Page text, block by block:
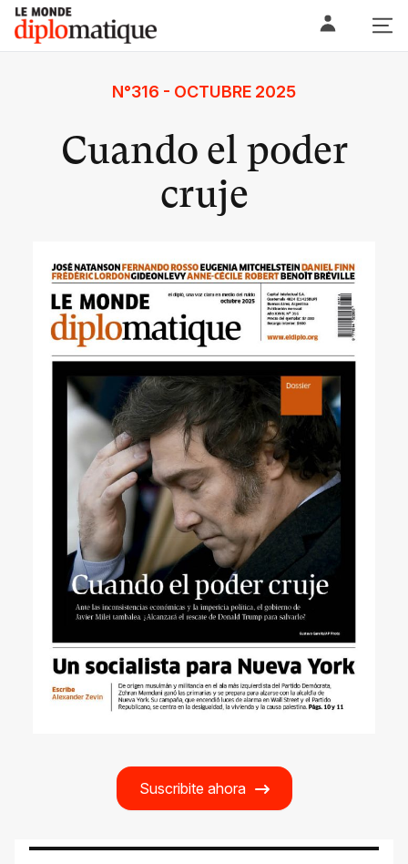
Skip
content
Le monde diplomatique
N°316 - OCTUBRE 2025
Cuando el poder
cruje
Suscribite ahora